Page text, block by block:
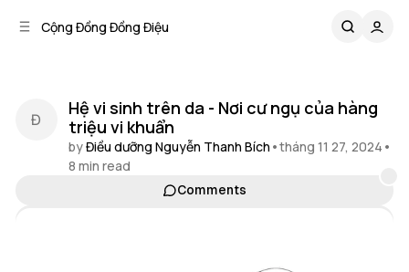
Cộng Đồng Đồng Điệu
Hệ vi sinh trên da - Nơi cư ngụ của hàng
triệu vi khuẩn
byĐiều dưỡng Nguyễn Thanh Bích •tháng 11 27, 2024 •
8 min read
Comments